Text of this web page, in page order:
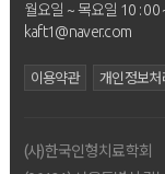
월요일 ~ 목요일 10 : 00
kaft1@naver.com
이용약관 개인정보처
(사)한국인형치료학회